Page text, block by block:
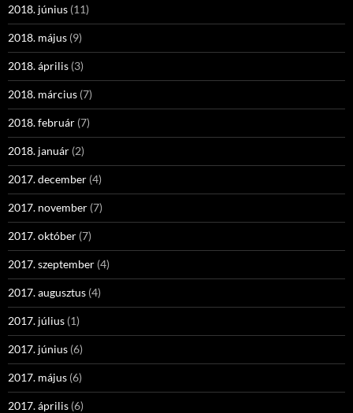
2018. június (11)
2018. május (9)
2018. április (3)
2018. március (7)
2018. február (7)
2018. január (2)
2017. december (4)
2017. november (7)
2017. október (7)
2017. szeptember (4)
2017. augusztus (4)
2017. július (1)
2017. június (6)
2017. május (6)
2017. április (6)